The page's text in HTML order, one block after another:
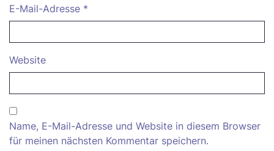
E-Mail-Adresse *
Website
Name, E-Mail-Adresse und Website in diesem Browser
für meinen nächsten Kommentar speichern.